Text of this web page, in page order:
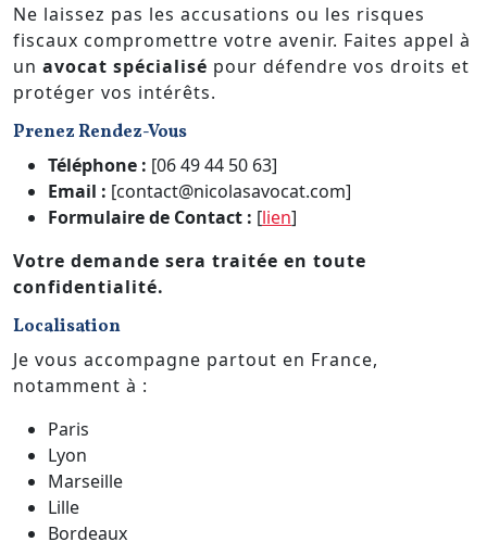
Ne laissez pas les accusations ou les risques
fiscaux compromettre votre avenir. Faites appel à
un avocat spécialisé pour défendre vos droits et
protéger vos intérêts.
Prenez Rendez-Vous
Téléphone : [06 49 44 50 63]
Email : [contact@nicolasavocat.com]
Formulaire de Contact : [lien]
Votre demande sera traitée en toute
confidentialité.
Localisation
Je vous accompagne partout en France,
notamment à :
Paris
Lyon
Marseille
Lille
Bordeaux